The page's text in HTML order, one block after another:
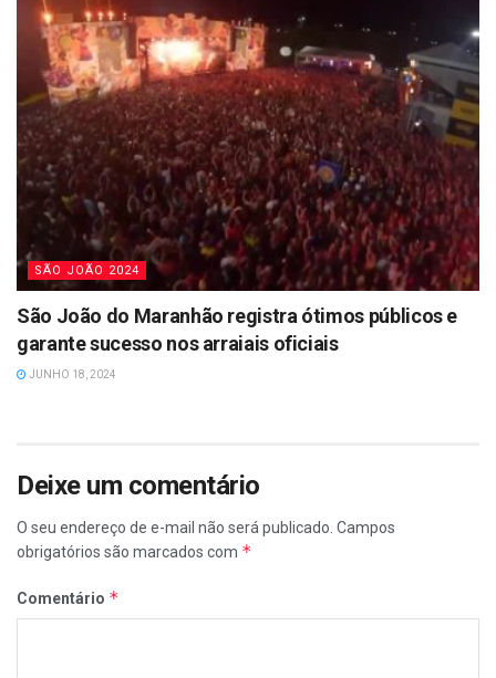
SÃO JOÃO 2024
São João do Maranhão registra ótimos públicos e
garante sucesso nos arraiais oficiais
JUNHO 18, 2024
Deixe um comentário
O seu endereço de e-mail não será publicado. Campos
obrigatórios são marcados com *
Comentário *